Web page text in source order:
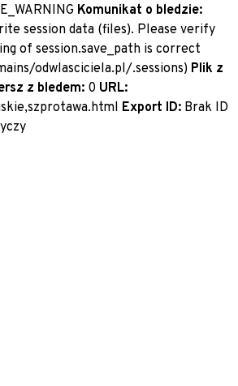
E_WARNING Komunikat o bledzie:
session data (files). Please verify
of session.save_path is correct
odwlasciciela.pl/.sessions) Plik z
z bledem: 0 URL:
Export ID: Brak ID